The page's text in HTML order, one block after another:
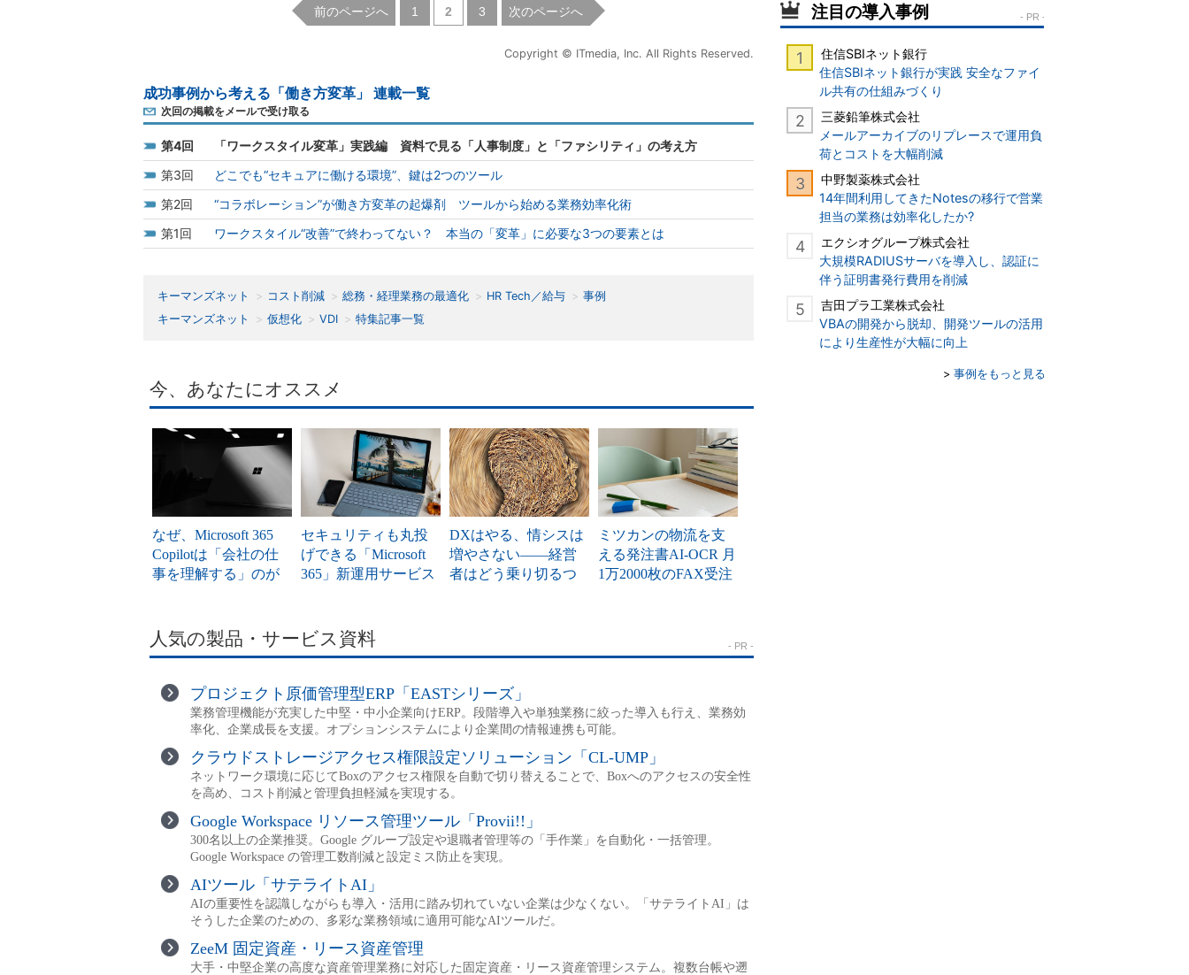
前のページへ 1 2 3 次のページへ
Copyright © ITmedia, Inc. All Rights Reserved.
成功事例から考える「働き方変革」 連載一覧
次回の掲載をメールで受け取る
4
「ワークスタイル変革」実践編 資料で見る「人事制度」と「ファシリティ」の考え方
3
どこでも“セキュアに働ける環境”、鍵は2つのツール
2
“コラボレーション”が働き方変革の起爆剤 ツールから始める業務効率化術
1
ワークスタイル“改善”で終わってない？ 本当の「変革」に必要な3つの要素とは
キーマンズネット コスト削減 総務・経理業務の最適化 HR Tech／給与
事例
キーマンズネット
仮想化 VDI 特集記事一覧